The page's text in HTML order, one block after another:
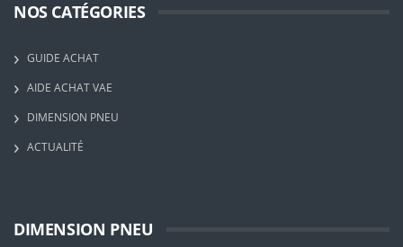
NOS CATÉGORIES
GUIDE ACHAT
AIDE ACHAT VAE
DIMENSION PNEU
ACTUALITÉ
DIMENSION PNEU